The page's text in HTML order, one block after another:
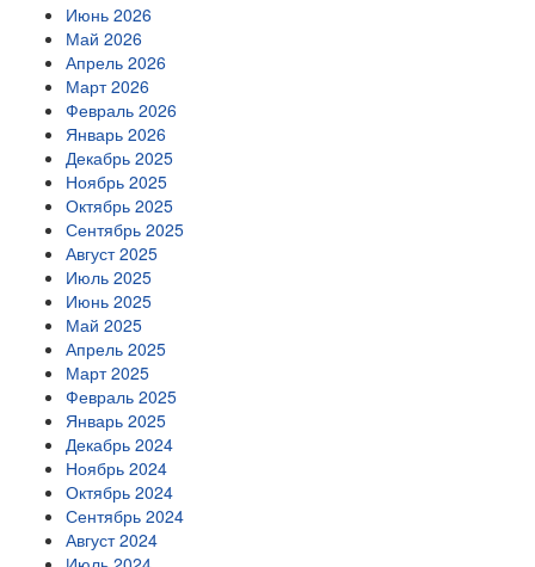
Июнь 2026
Май 2026
Апрель 2026
Март 2026
Февраль 2026
Январь 2026
Декабрь 2025
Ноябрь 2025
Октябрь 2025
Сентябрь 2025
Август 2025
Июль 2025
Июнь 2025
Май 2025
Апрель 2025
Март 2025
Февраль 2025
Январь 2025
Декабрь 2024
Ноябрь 2024
Октябрь 2024
Сентябрь 2024
Август 2024